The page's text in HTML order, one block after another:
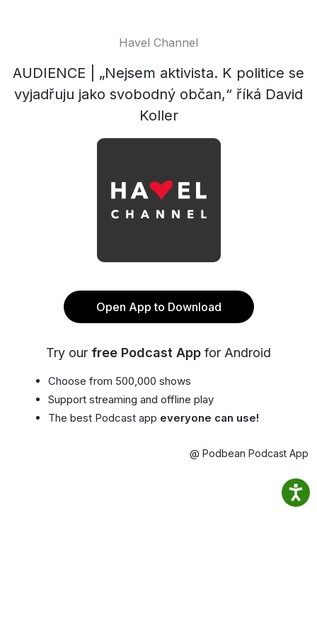
Havel Channel
AUDIENCE | „Nejsem aktivista. K politice se
vyjadřuju jako svobodný občan,“ říká David
Koller
Open App to Download
Try our free Podcast App for Android
Choose from 500,000 shows
Support streaming and offline play
The best Podcast app everyone can use!
@ Podbean Podcast App